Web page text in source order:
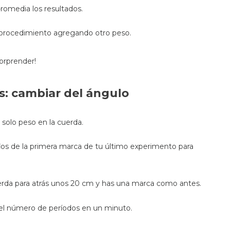
los resultados.
agregando otro peso.
cambiar del ángulo
peso en la cuerda.
de la primera marca de tu último experimento para
para atrás unos 20 cm y has una marca como antes.
número de períodos en un minuto.